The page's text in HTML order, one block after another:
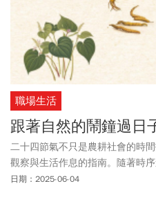
職場生活
跟著自然的鬧鐘過日
二十四節氣不只是農耕社會的時
觀察與生活作息的指南。隨著時
人、氣候專家無私分享，在現代
日期：2025-06-04